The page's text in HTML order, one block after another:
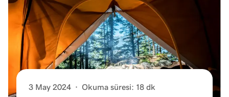
3 May 2024 · Okuma süresi: 18 dk